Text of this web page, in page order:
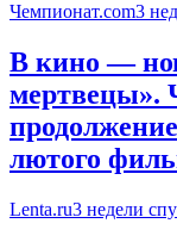
Чемпионат.com3
В кино —
мертвецы».
лютого
Lenta.ru3 недели